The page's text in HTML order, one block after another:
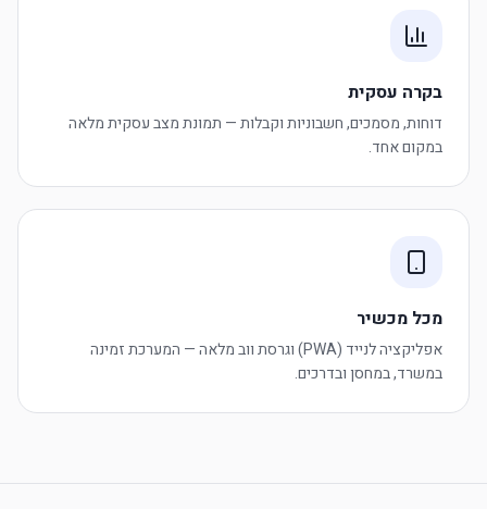
בקרה עסקית
דוחות, מסמכים, חשבוניות וקבלות — תמונת מצב עסקית מלאה
במקום אחד.
מכל מכשיר
אפליקציה לנייד (PWA) וגרסת ווב מלאה — המערכת זמינה
במשרד, במחסן ובדרכים.